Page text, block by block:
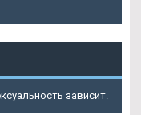
зависит.